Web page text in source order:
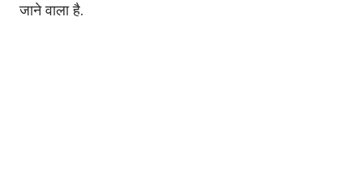
जाने वाला है.